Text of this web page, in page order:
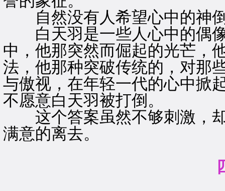
自然没有人希望心中的神
白天羽是一些人心中的偶像
中，他那突然而倔起的光芒，
法，他那种突破传统的，对那
与傲视，在年轻一代的心中掀
不愿意白天羽被打倒。
这个答案虽然不够刺激，却
满意的离去。